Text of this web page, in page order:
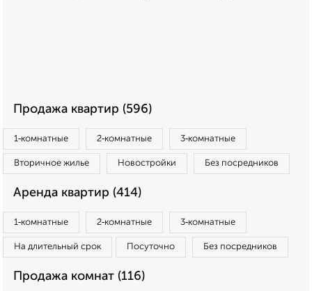
Продажа квартир (596)
1‑комнатные 2‑комнатные 3‑комнатные
Вторичное жилье Новостройки Без посредников
Аренда квартир (414)
1‑комнатные 2‑комнатные 3‑комнатные
На длительный срок Посуточно Без посредников
Продажа комнат (116)